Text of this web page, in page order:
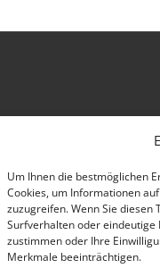
Um Ihnen die bestmöglichen
Cookies, um Informationen
zuzugreifen. Wenn Sie diesen
Surfverhalten oder eindeutige
zustimmen oder Ihre
Merkmale beeinträchtigen.